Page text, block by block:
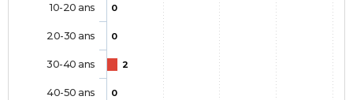
0
0
2
0
10-20 ans
20-30 ans
30-40 ans
40-50 ans